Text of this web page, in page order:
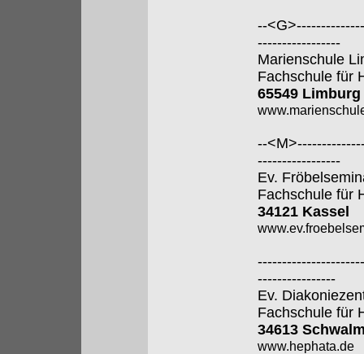
--
-----------------
Marienschule
Fachschule für
65549
--
-----------------
Ev.
Fachschule für
34121 Kassel
----------------
Ev.
Fachschule für
34613
www.hephata.de